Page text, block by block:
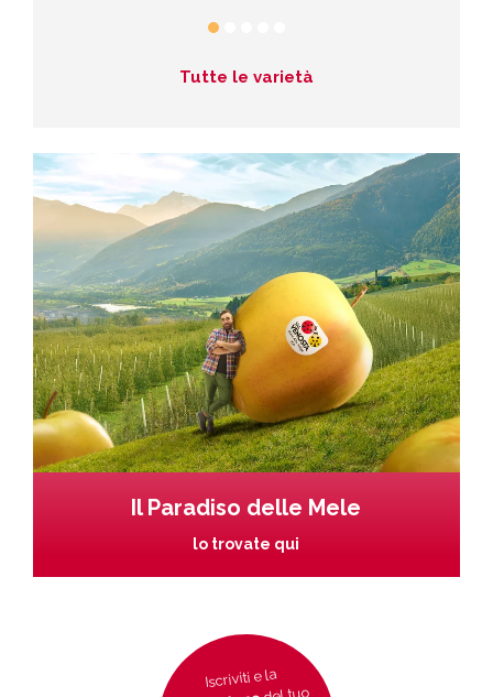
Tutte le varietà
Il Paradiso delle Mele
lo trovate qui
Iscriviti e la